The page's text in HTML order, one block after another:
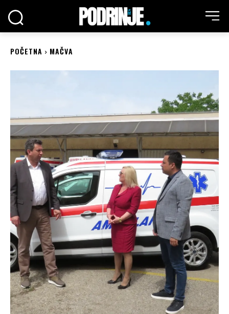
POČETNA MAČVA